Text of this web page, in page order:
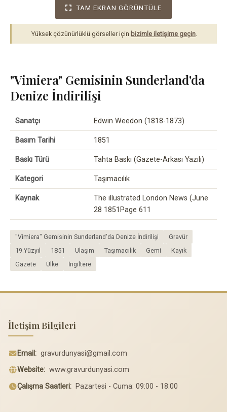
TAM EKRAN GÖRÜNTÜLE
Yüksek çözünürlüklü görseller için bizimle iletişime geçin
"Vimiera" Gemisinin Sunderland'da
Denize İndirilişi
Sanatçı Edwin Weedon (1818-1873)
Basım Tarihi 1851
Baskı Türü Tahta Baskı (Gazete-Arkası Yazılı)
Kategori Taşımacılık
Kaynak
The illustrated London News (June
28 1851Page 611
"Vimiera" Gemisinin Sunderland'da Denize İndirilişi
Gravür
19.Yüzyıl
1851 Ulaşım Taşımacılık Gemi
Kayık
Gazete
Ülke İngiltere
İletişim Bilgileri
Email: gravurdunyasi@gmail.com
Website: www.gravurdunyasi.com
Çalışma Saatleri: Pazartesi - Cuma: 09:00 - 18:00